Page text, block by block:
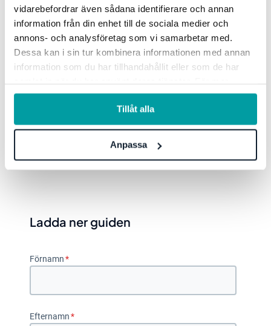
vidarebefordrar även sådana identifierare och annan
information från din enhet till de sociala medier och
annons- och analysföretag som vi samarbetar med.
Dessa kan i sin tur kombinera informationen med annan
information som du har tillhandahållit eller som de har
information, se vårintegritetspolicy.
Tillåt alla
Anpassa
Ladda ner guiden
Förnamn *
Efternamn *